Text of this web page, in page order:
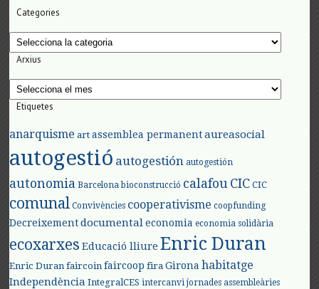
Categories
Categories
Arxius
Arxius
Etiquetes
anarquisme art assemblea permanent aureasocial
autogestió autogestión autogestión
autonomia Barcelona bioconstrucció calafou CIC CIC
comunal Convivències cooperativisme coopfunding
Decreixement documental economia economia solidària
ecoxarxes Educació lliure Enric Duran
Enric Duran faircoin faircoop fira Girona habitatge
Independència IntegralCES intercanvi jornades assembleàries